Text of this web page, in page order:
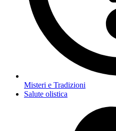
Misteri e Tradizioni
Salute olistica